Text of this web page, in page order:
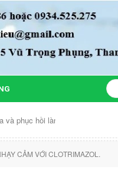
làn...
CẢM VỚI CLOTRIMAZOL.